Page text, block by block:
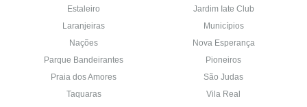
Estaleiro
Jardim Iate Club
Laranjeiras
Municípios
Nações
Nova Esperança
Parque Bandeirantes
Pioneiros
Praia dos Amores
São Judas
Taquaras
Vila Real